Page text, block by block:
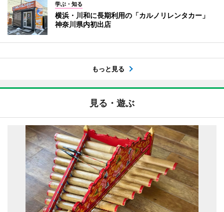
学ぶ・知る
横浜・川和に長期利用の「カルノリレンタカー」
神奈川県内初出店
もっと見る
見る・遊ぶ